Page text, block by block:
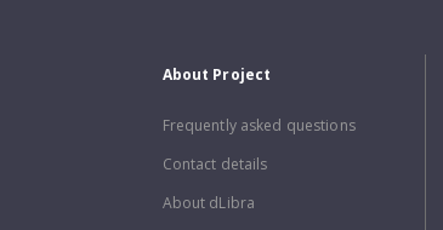
About Project
Frequently asked questions
Contact details
About dLibra